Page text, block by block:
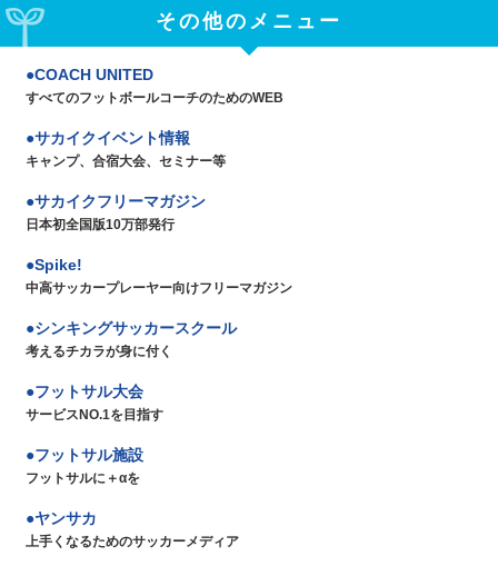
その他のメニュー
COACH UNITED
すべてのフットボールコーチのためのWEB
サカイクイベント情報
キャンプ、合宿大会、セミナー等
サカイクフリーマガジン
日本初全国版10万部発行
Spike!
中高サッカープレーヤー向けフリーマガジン
シンキングサッカースクール
考えるチカラが身に付く
フットサル大会
サービスNO.1を目指す
フットサル施設
フットサルに＋αを
ヤンサカ
上手くなるためのサッカーメディア